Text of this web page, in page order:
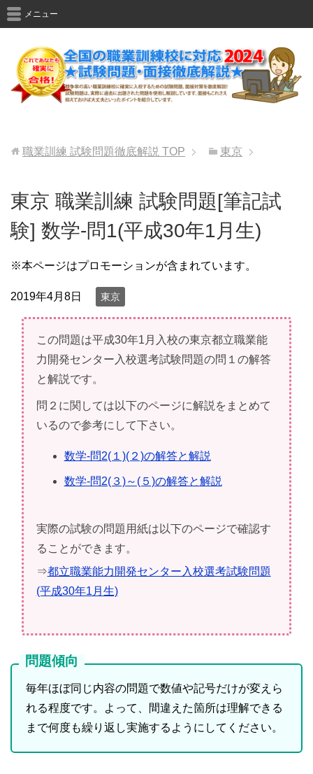
メニュー
職業訓練 試験問題徹底解説 TOP 東京
東京 職業訓練 試験問題[筆記試
験] 数学-問1(平成30年1月生)
※本ページはプロモーションが含まれています。
2019年4月8日 東京
この問題は平成30年1月入校の東京都立職業能
力開発センター入校選考試験問題の問１の解答
と解説です。
問２に関しては以下のページに解説をまとめて
いるので参考にして下さい。
数学-問2(１)(２)の解答と解説
数学-問2(３)～(５)の解答と解説
実際の試験の問題用紙は以下のページで確認す
ることができます。
⇒都立職業能力開発センター入校選考試験問題
(平成30年1月生)
問題傾向
毎年ほぼ同じ内容の問題で数値や記号だけが変えら
れる程度です。よって、間違えた箇所は理解できる
まで何度も繰り返し実施するようにしてください。